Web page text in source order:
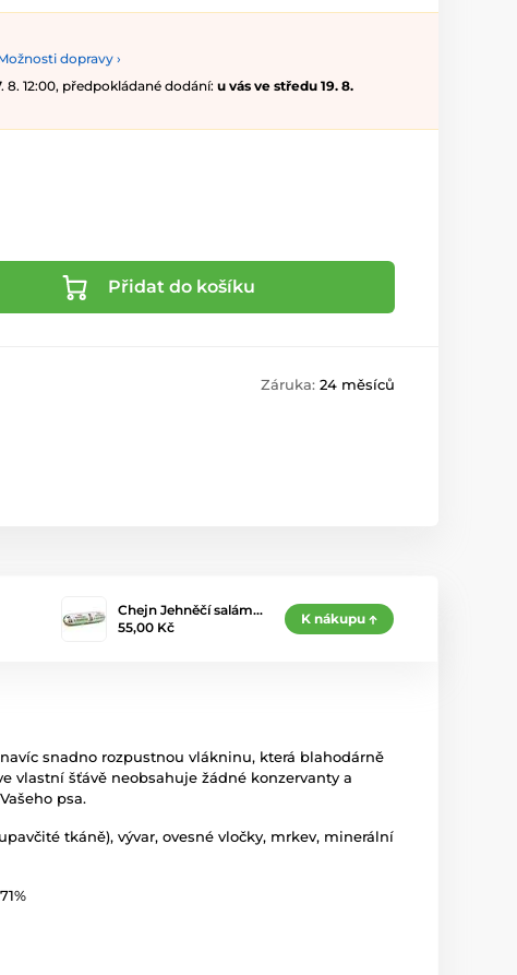
dopravy ›
8. 12:00, předpokládané dodání: u vás ve středu 19. 8.
Přidat do košíku
Záruka: 24 měsíců
Chejn Jehněčí salám…
55,00 Kč
K nákupu
snadno rozpustnou vlákninu, která blahodárně
vlastní šťávě neobsahuje žádné konzervanty a
psa.
tkáně), vývar, ovesné vločky, mrkev, minerální